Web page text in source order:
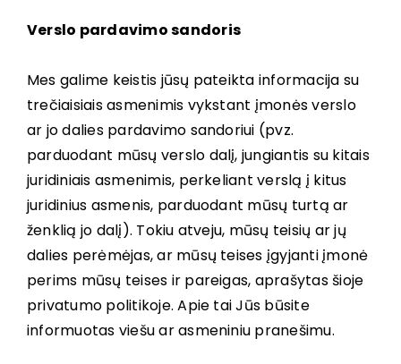
Verslo pardavimo sandoris
Mes galime keistis jūsų pateikta informacija su
trečiaisiais asmenimis vykstant įmonės verslo
ar jo dalies pardavimo sandoriui (pvz.
parduodant mūsų verslo dalį, jungiantis su kitais
juridiniais asmenimis, perkeliant verslą į kitus
juridinius asmenis, parduodant mūsų turtą ar
ženklią jo dalį). Tokiu atveju, mūsų teisių ar jų
dalies perėmėjas, ar mūsų teises įgyjanti įmonė
perims mūsų teises ir pareigas, aprašytas šioje
privatumo politikoje. Apie tai Jūs būsite
informuotas viešu ar asmeniniu pranešimu.